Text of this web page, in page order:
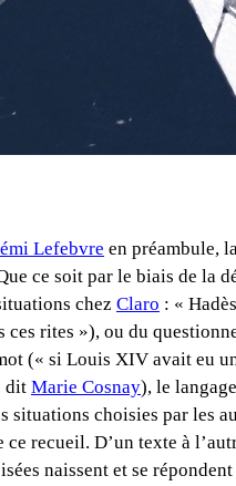
Lefebvre en préambule,
ce soit par le biais de la
chez Claro : «
ces rites »), ou du
(« si Louis XIV avait eu
dit Marie Cosnay), le
situations choisies par les
ce recueil. D’un texte à
naissent et se répondent